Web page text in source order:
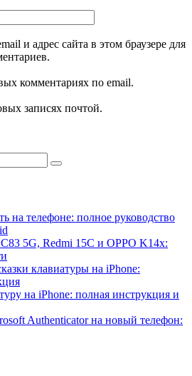
и адрес сайта в этом браузере для
комментариях по email.
записях почтой.
на телефоне: полное руководство
5G, Redmi 15C и OPPO K14x:
клавиатуры на iPhone:
на iPhone: полная инструкция и
Authenticator на новый телефон: